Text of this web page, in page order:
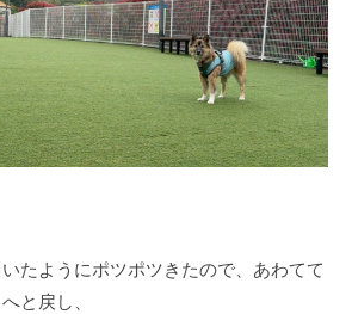
たようにポツポツきたので、あわてて
と戻し、